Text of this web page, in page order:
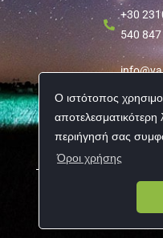
Ο ιστότοπος
αποτελεσματικότερη
περιήγησή σας
Όροι χρήσης
+30
540 847
Copyright © 2026